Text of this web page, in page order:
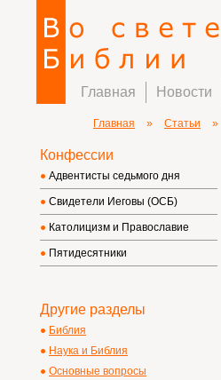
Главная Новости
Главная » Статьи »
Конфессии
Адвентисты седьмого дня
Свидетели Иеговы (ОСБ)
Католицизм и Православие
Пятидесятники
Другие разделы
Библия
Наука и Библия
Основные вопросы